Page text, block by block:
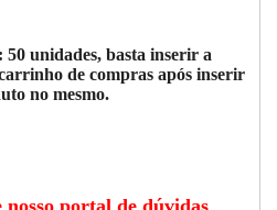
unidades, basta inserir a
de compras após inserir
no mesmo.
nosso portal de dúvidas